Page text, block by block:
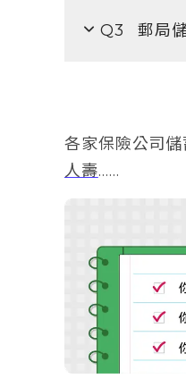
Q3 郵局
各家保險公司儲
人壽……